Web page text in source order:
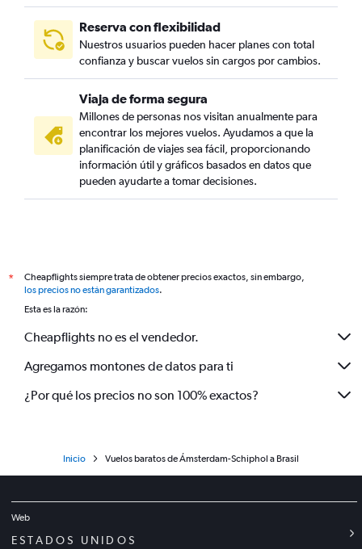
Reserva con flexibilidad
Nuestros usuarios pueden hacer planes con total
confianza y buscar vuelos sin cargos por cambios.
Viaja de forma segura
Millones de personas nos visitan anualmente para
encontrar los mejores vuelos. Ayudamos a que la
planificación de viajes sea fácil, proporcionando
información útil y gráficos basados en datos que
pueden ayudarte a tomar decisiones.
*
Cheapflights siempre trata de obtener precios exactos, sin embargo,
los precios no están garantizados.
Esta es la razón:
Cheapflights no es el vendedor.
Agregamos montones de datos para ti
¿Por qué los precios no son 100% exactos?
Inicio Vuelos baratos de Ámsterdam-Schiphol a Brasil
Web
ESTADOS UNIDOS